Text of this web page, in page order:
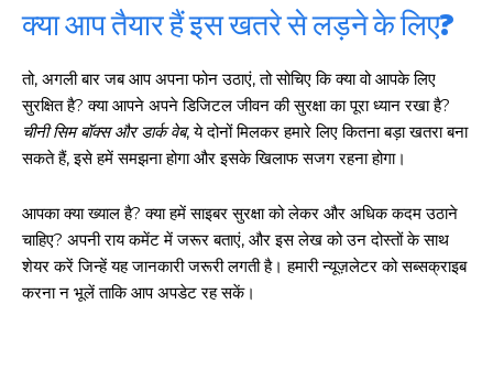
क्या आप तैयार हैं इस खतरे से लड़ने के लिए?
तो, अगली बार जब आप अपना फोन उठाएं, तो सोचिए कि क्या वो आपके लिए
सुरक्षित है? क्या आपने अपने डिजिटल जीवन की सुरक्षा का पूरा ध्यान रखा है?
चीनी सिम बॉक्स और डार्क वेब, ये दोनों मिलकर हमारे लिए कितना बड़ा खतरा बना
सकते हैं, इसे हमें समझना होगा और इसके खिलाफ सजग रहना होगा।
आपका क्या ख्याल है? क्या हमें साइबर सुरक्षा को लेकर और अधिक कदम उठाने
चाहिए? अपनी राय कमेंट में जरूर बताएं, और इस लेख को उन दोस्तों के साथ
शेयर करें जिन्हें यह जानकारी जरूरी लगती है। हमारी न्यूज़लेटर को सब्सक्राइब
करना न भूलें ताकि आप अपडेट रह सकें।